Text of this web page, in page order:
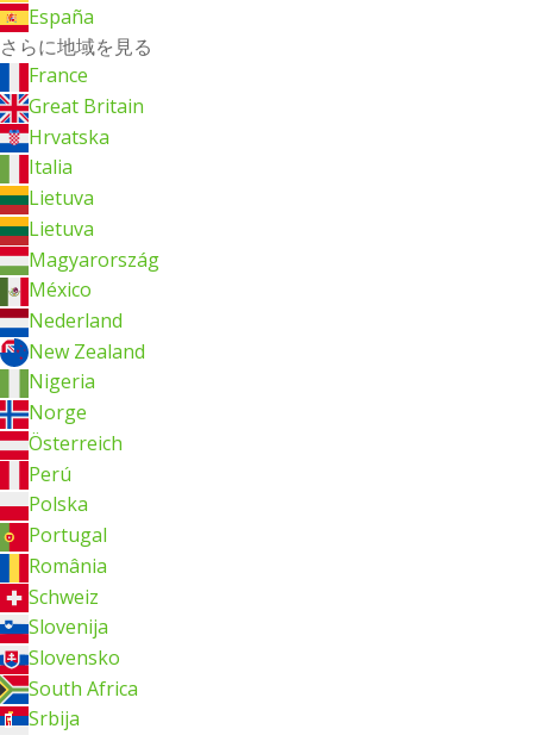
España
さらに地域を見る
France
Great Britain
Hrvatska
Italia
Lietuva
Lietuva
Magyarország
México
Nederland
New Zealand
Nigeria
Norge
Österreich
Perú
Polska
Portugal
România
Schweiz
Slovenija
Slovensko
South Africa
Srbija